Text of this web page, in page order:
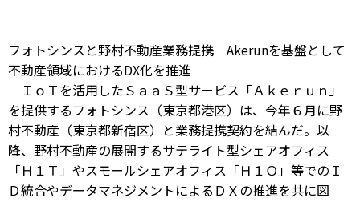
フォトシンスと野村不動産業務提携 Akerunを基盤として
不動産領域におけるDX化を推進
ＩｏＴを活用したＳａａＳ型サービス「Ａｋｅｒｕｎ」
を提供するフォトシンス（東京都港区）は、今年６月に野
村不動産（東京都新宿区）と業務提携契約を結んだ。以
降、野村不動産の展開するサテライト型シェアオフィス
「Ｈ１Ｔ」やスモールシェアオフィス「Ｈ１Ｏ」等でのＩ
Ｄ統合やデータマネジメントによるＤＸの推進を共に図